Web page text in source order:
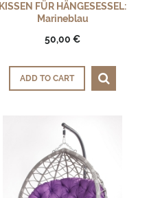
KISSEN FÜR HÄNGESESSEL:
Marineblau
50,00 €
ADD TO CART